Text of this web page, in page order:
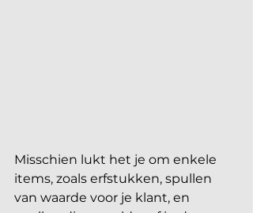
Misschien lukt het je om enkele
items, zoals erfstukken, spullen
van waarde voor je klant, en